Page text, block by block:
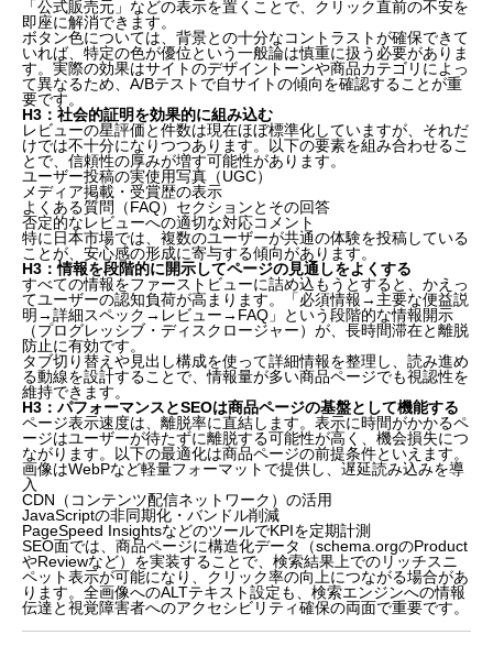
「公式販売元」などの表示を置くことで、クリック直前の不安を
即座に解消できます。
ボタン色については、背景との十分なコントラストが確保できて
いれば、特定の色が優位という一般論は慎重に扱う必要がありま
す。実際の効果はサイトのデザイントーンや商品カテゴリによっ
て異なるため、A/Bテストで自サイトの傾向を確認することが重
要です。
H3：社会的証明を効果的に組み込む
レビューの星評価と件数は現在ほぼ標準化していますが、それだ
けでは不十分になりつつあります。以下の要素を組み合わせるこ
とで、信頼性の厚みが増す可能性があります。
ユーザー投稿の実使用写真（UGC）
メディア掲載・受賞歴の表示
よくある質問（FAQ）セクションとその回答
否定的なレビューへの適切な対応コメント
特に日本市場では、複数のユーザーが共通の体験を投稿している
ことが、安心感の形成に寄与する傾向があります。
H3：情報を段階的に開示してページの見通しをよくする
すべての情報をファーストビューに詰め込もうとすると、かえっ
てユーザーの認知負荷が高まります。「必須情報→主要な便益説
明→詳細スペック→レビュー→FAQ」という段階的な情報開示
（プログレッシブ・ディスクロージャー）が、長時間滞在と離脱
防止に有効です。
タブ切り替えや見出し構成を使って詳細情報を整理し、読み進め
る動線を設計することで、情報量が多い商品ページでも視認性を
維持できます。
H3：パフォーマンスとSEOは商品ページの基盤として機能する
ページ表示速度は、離脱率に直結します。表示に時間がかかるペ
ージはユーザーが待たずに離脱する可能性が高く、機会損失につ
ながります。以下の最適化は商品ページの前提条件といえます。
画像はWebPなど軽量フォーマットで提供し、遅延読み込みを導
入
CDN（コンテンツ配信ネットワーク）の活用
JavaScriptの非同期化・バンドル削減
PageSpeed InsightsなどのツールでKPIを定期計測
SEO面では、商品ページに構造化データ（schema.orgのProduct
やReviewなど）を実装することで、検索結果上でのリッチスニ
ペット表示が可能になり、クリック率の向上につながる場合があ
ります。全画像へのALTテキスト設定も、検索エンジンへの情報
伝達と視覚障害者へのアクセシビリティ確保の両面で重要です。
なぜ今、EC商品ページの設計を見直す必要があるの
か
H2：年代別に見るEC商品ページの変遷
H2：現代のEC商品ページに求められる設計原則
H2：日本市場特有の設計考慮点
H2：A/Bテストで継続的に改善する
まとめ：EC商品ページは「差分と安心感」を伝える
場所へ